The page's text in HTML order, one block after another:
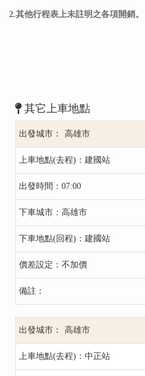
2.其他行程表上未註明之各項開銷。
其它上車地點
高雄市
建國站
07:00
高雄市
建國站
不加價
高雄市
中正站